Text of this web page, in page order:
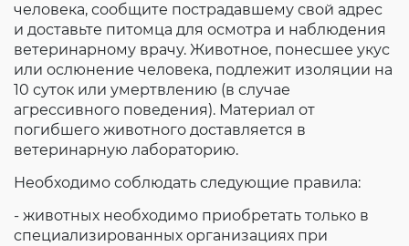
человека, сообщите пострадавшему свой адрес
и доставьте питомца для осмотра и наблюдения
ветеринарному врачу. Животное, понесшее укус
или ослюнение человека, подлежит изоляции на
10 суток или умертвлению (в случае
агрессивного поведения). Материал от
погибшего животного доставляется в
ветеринарную лабораторию.
Необходимо соблюдать следующие правила:
- животных необходимо приобретать только в
специализированных организациях при